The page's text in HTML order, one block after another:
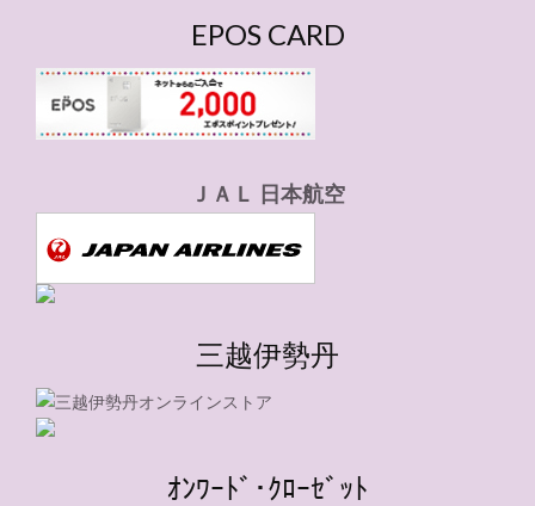
EPOS CARD
ＪＡＬ 日本航空
三越伊勢丹
ｵﾝﾜｰﾄﾞ･ｸﾛｰｾﾞｯﾄ